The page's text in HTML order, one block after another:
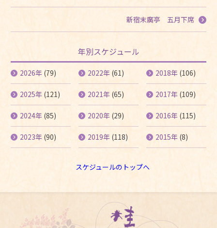
新宿末廣亭 五月下席
年別スケジュール
2026年 (79)
2025年 (121)
2024年 (85)
2023年 (90)
2022年 (61)
2021年 (65)
2020年 (29)
2019年 (118)
2018年(106)
2017年(109)
2016年(115)
2015年(8)
スケジュールのトップへ